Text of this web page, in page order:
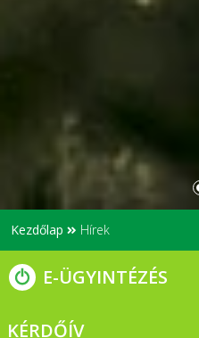
Kezdőlap Hírek
E-ÜGYINTÉZÉS
KÉRDŐÍV